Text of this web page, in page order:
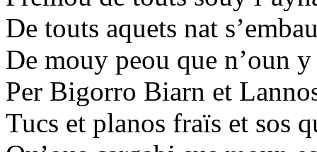
De touts aquets nat
De mouy peou que n’oun y
Per Bigorro Biarn et
Tucs et planos fraïs et sos